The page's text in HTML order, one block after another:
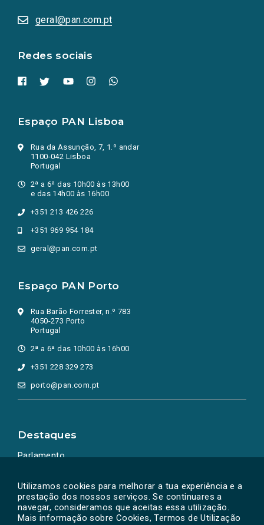
Utilizamos cookies para melhorar a tua experiência e a
prestação dos nossos serviços. Se continuares a
navegar, consideramos que aceitas essa utilização.
Mais informação sobre Cookies, Termos de Utilização
geral@pan.com.pt
Redes sociais
numa
nova
Espaço PAN Lisboa
Rua da Assunção, 7, 1.º andar
1100-042 Lisboa
Portugal
2ª a 6ª das 10h00 às 13h00
e das 14h00 às 16h00
+351 213 426 226
+351 969 954 184
geral@pan.com.pt
Espaço PAN Porto
Rua Barão Forrester, n.º 783
4050-273 Porto
Portugal
2ª a 6ª das 10h00 às 16h00
+351 228 329 273
porto@pan.com.pt
Destaques
Parlamento